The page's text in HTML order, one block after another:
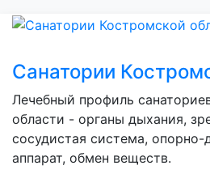
Санатории
Лечебный профиль
области - органы дыхания,
сосудистая система, опорно-
аппарат, обмен веществ.